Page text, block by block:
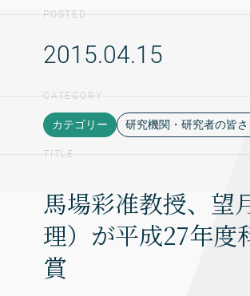
POSTED
2015.04.15
CATEGORY
カテゴリー 研究機関・研究者の皆
TITLE
馬場彩准教授、望
理）が平成27年度
賞